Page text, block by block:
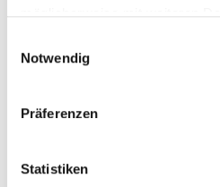
Nutzung der Dienste gesammelt
Notwendig
Präferenzen
Statistiken
wollen die Transformation
Wir sind ein